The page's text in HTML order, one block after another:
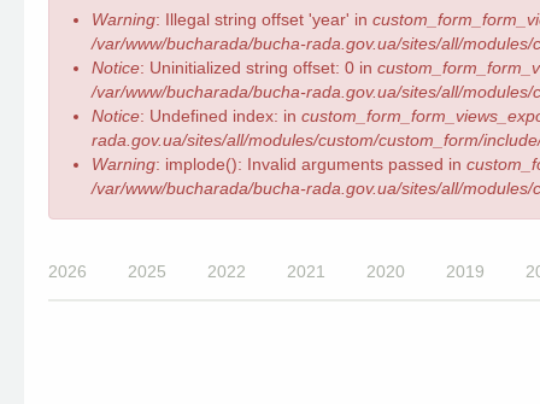
Повідомлення
про
помилку
Warning: Illegal string offset 'year' in
/var/www/bucharada/bucha-rada.gov.ua/sites/all/
Notice: Uninitialized string offset: 0 in
/var/www/bucharada/bucha-rada.gov.ua/sites/all/
Notice: Undefined index: in
rada.gov.ua/sites/all/modules/custom/custom_form/
Warning: implode(): Invalid arguments passed in
/var/www/bucharada/bucha-rada.gov.ua/sites/all/
2026 2025 2022 2021 2020 2019